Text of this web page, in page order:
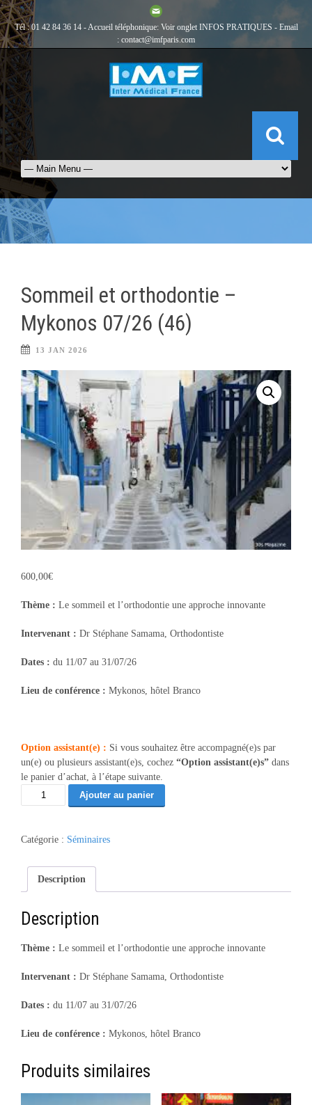
Tél : 01 42 84 36 14 - Accueil téléphonique: Voir onglet INFOS PRATIQUES - Email
: contact@imfparis.com
Sommeil et orthodontie –
Mykonos 07/26 (46)
13 JAN 2026
600,00€
Thème : Le sommeil et l’orthodontie une approche innovante
Intervenant : Dr Stéphane Samama, Orthodontiste
Dates : du 11/07 au 31/07/26
Lieu de conférence : Mykonos, hôtel Branco
Option assistant(e) : Si vous souhaitez être accompagné(e)s par
un(e) ou plusieurs assistant(e)s, cochez “Option assistant(e)s” dans
le panier d’achat, à l’étape suivante.
quantité
de
et
Mykonos
07/26
Ajouter au panier
Catégorie : Séminaires
Description
Description
Thème : Le sommeil et l’orthodontie une approche innovante
Intervenant : Dr Stéphane Samama, Orthodontiste
Dates : du 11/07 au 31/07/26
Lieu de conférence : Mykonos, hôtel Branco
Produits similaires